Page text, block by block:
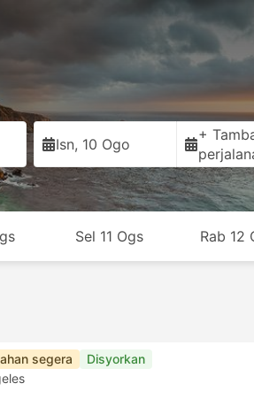
Isn, 10 Ogo
+
Sel 11 Ogs Rab 12
segera Disyorkan